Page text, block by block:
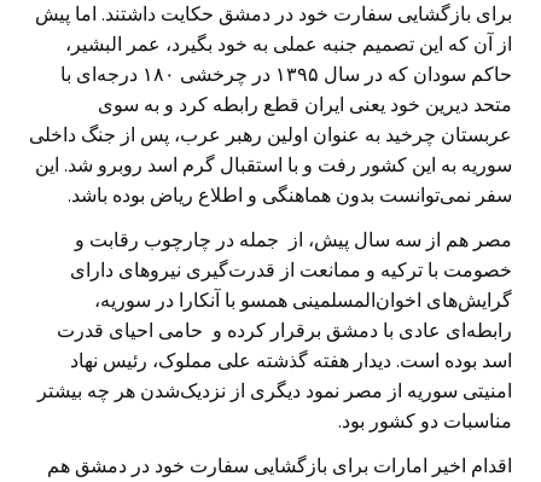
برای بازگشایی سفارت خود در دمشق حکایت داشتند. اما پیش
از آن که این تصمیم جنبه عملی به خود بگیرد، عمر البشیر،
حاکم سودان که در سال ۱۳۹۵ در چرخشی ۱۸۰ درجه‌ای با
متحد دیرین خود یعنی ایران قطع رابطه کرد و به سوی
عربستان چرخید به عنوان اولین رهبر عرب، پس از جنگ داخلی
سوریه به این کشور رفت و با استقبال گرم اسد روبرو شد. این
سفر نمی‌توانست بدون هماهنگی و اطلاع ریاض بوده باشد.
مصر هم از سه سال پیش، از جمله در چارچوب رقابت و
خصومت با ترکیه و ممانعت از قدرت‌گیری نیروهای دارای
گرایش‌های اخوان‌المسلمینی همسو با آنکارا در سوریه،
رابطه‌ای عادی با دمشق برقرار کرده و حامی احیای قدرت
اسد بوده است. دیدار هفته گذشته علی مملوک، رئیس نهاد
امنیتی سوریه از مصر نمود دیگری از نزدیک‌شدن هر چه بیشتر
مناسبات دو کشور بود.
اقدام اخیر امارات برای بازگشایی سفارت خود در دمشق هم